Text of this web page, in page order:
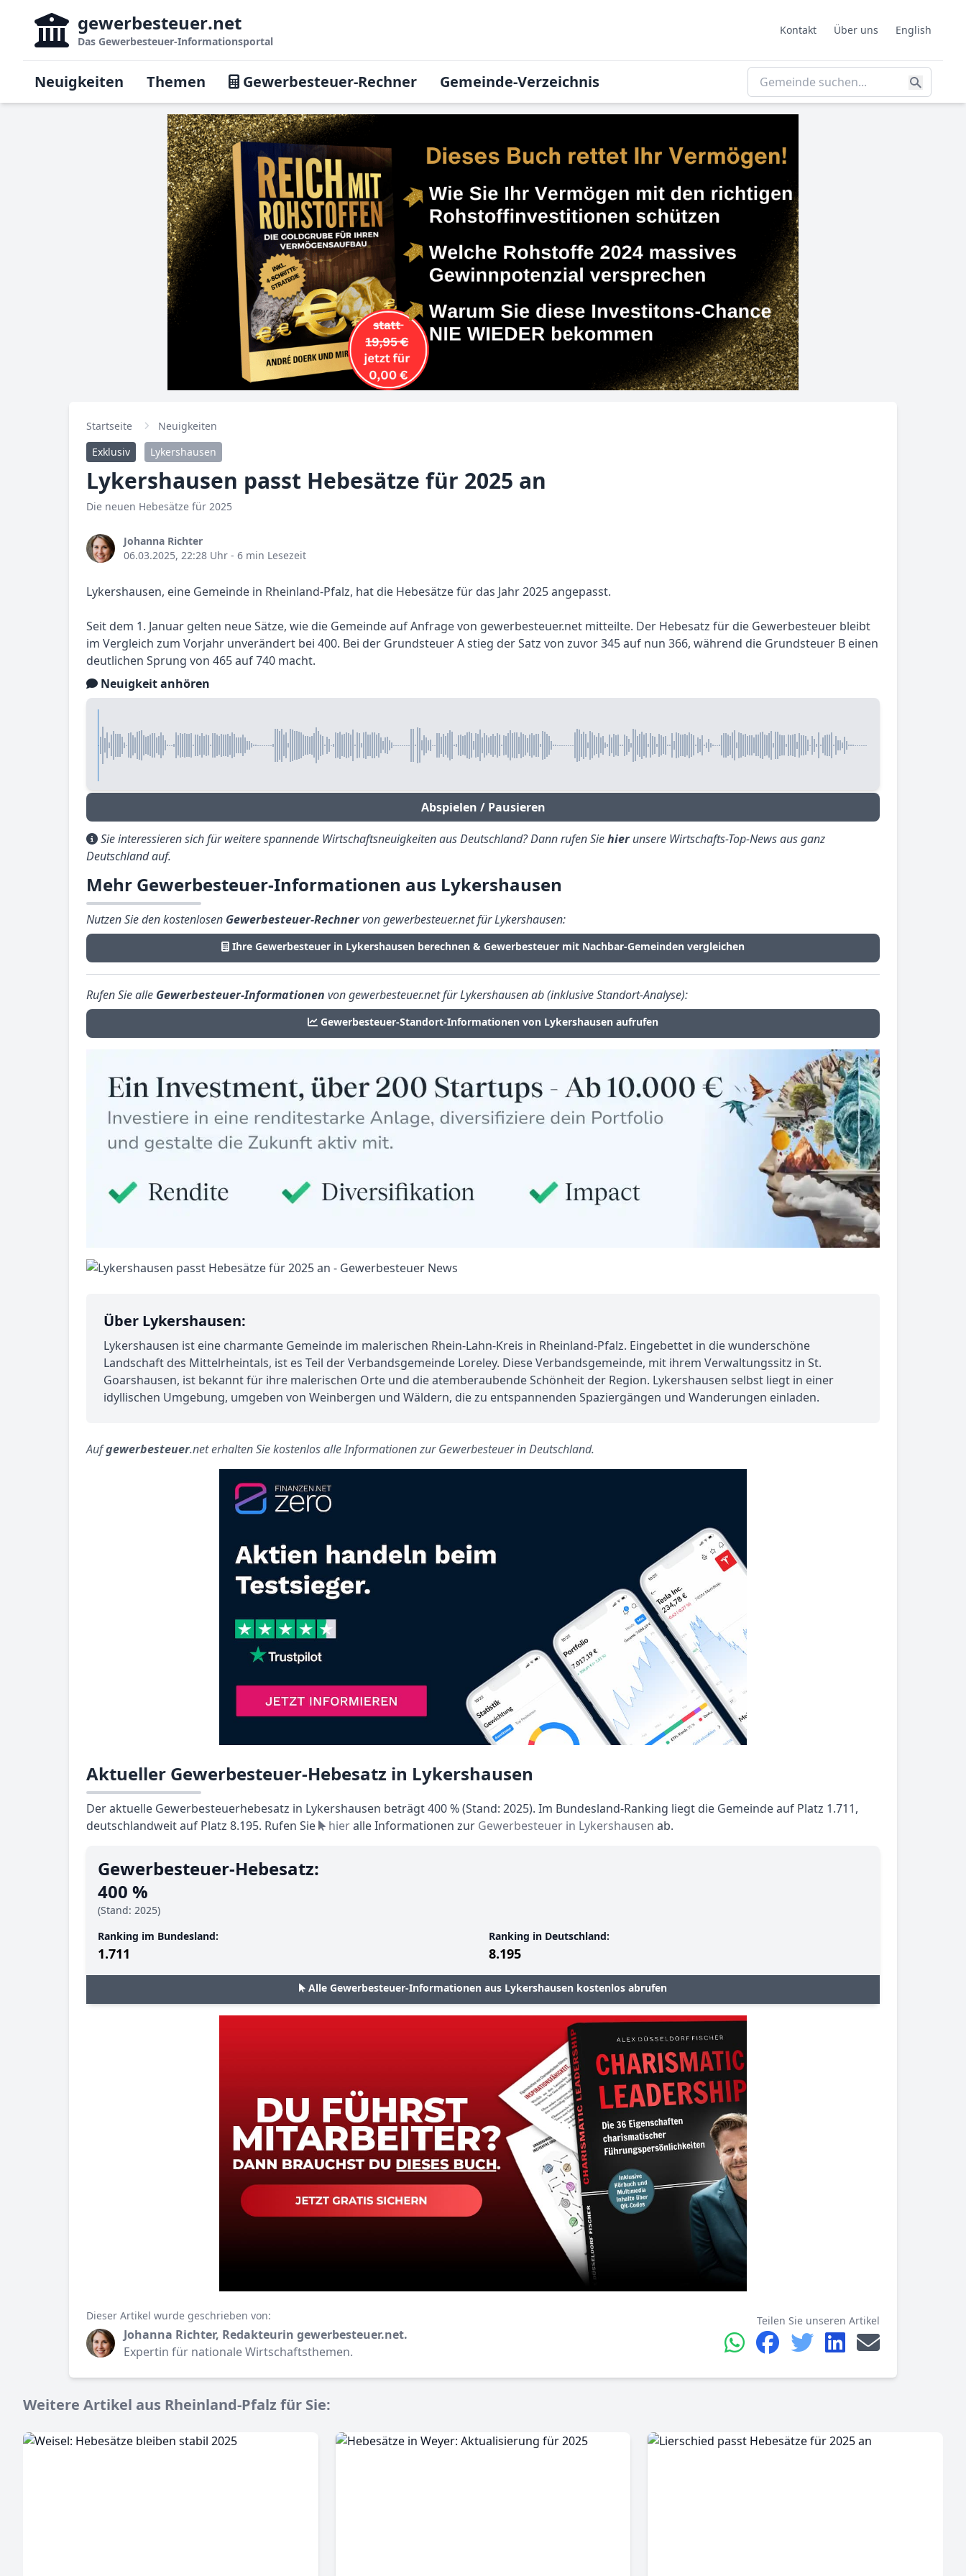
gewerbesteuer.net
Das Gewerbesteuer-Informationsportal
Kontakt Über uns English
Neuigkeiten Themen Gewerbesteuer-Rechner Gemeinde-Verzeichnis
Startseite
Neuigkeiten
Exklusiv
Lykershausen
Lykershausen passt Hebesätze für 2025 an
Die neuen Hebesätze für 2025
Johanna Richter
06.03.2025, 22:28 Uhr - 6 min Lesezeit
Lykershausen, eine Gemeinde in Rheinland-Pfalz, hat die Hebesätze für das Jahr 2025 angepasst.
Seit dem 1. Januar gelten neue Sätze, wie die Gemeinde auf Anfrage von gewerbesteuer.net mitteilte. Der Hebesatz für die Gewerbesteuer bleibt
im Vergleich zum Vorjahr unverändert bei 400. Bei der Grundsteuer A stieg der Satz von zuvor 345 auf nun 366, während die Grundsteuer B einen
deutlichen Sprung von 465 auf 740 macht.
Neuigkeit anhören
Abspielen / Pausieren
Sie interessieren sich für weitere spannende Wirtschaftsneuigkeiten aus Deutschland? Dann rufen Siehierunsere Wirtschafts-Top-News aus ganz
Deutschland auf.
Mehr Gewerbesteuer-Informationen aus Lykershausen
Nutzen Sie den kostenlosen Gewerbesteuer-Rechnervon gewerbesteuer.net für Lykershausen:
Ihre Gewerbesteuer in Lykershausen berechnen & Gewerbesteuer mit Nachbar-Gemeinden vergleichen
Rufen Sie alle Gewerbesteuer-Informationen von gewerbesteuer.net für Lykershausen ab (inklusive Standort-Analyse):
Gewerbesteuer-Standort-Informationen von Lykershausen aufrufen
Über Lykershausen:
Lykershausen ist eine charmante Gemeinde im malerischen Rhein-Lahn-Kreis in Rheinland-Pfalz. Eingebettet in die wunderschöne
Landschaft des Mittelrheintals, ist es Teil der Verbandsgemeinde Loreley. Diese Verbandsgemeinde, mit ihrem Verwaltungssitz in St.
Goarshausen, ist bekannt für ihre malerischen Orte und die atemberaubende Schönheit der Region. Lykershausen selbst liegt in einer
idyllischen Umgebung, umgeben von Weinbergen und Wäldern, die zu entspannenden Spaziergängen und Wanderungen einladen.
Aufgewerbesteuer.net erhalten Sie kostenlos alle Informationen zur Gewerbesteuer in Deutschland.
Aktueller Gewerbesteuer-Hebesatz in Lykershausen
Der aktuelle Gewerbesteuerhebesatz in Lykershausen beträgt 400 % (Stand: 2025). Im Bundesland-Ranking liegt die Gemeinde auf Platz 1.711,
deutschlandweit auf Platz 8.195. Rufen Sie
hieralle Informationen zur Gewerbesteuer in Lykershausen ab.
Gewerbesteuer-Hebesatz:
400 %
(Stand: 2025)
Ranking im Bundesland:
1.711
Ranking in Deutschland:
8.195
Alle Gewerbesteuer-Informationen aus Lykershausen kostenlos abrufen
Dieser Artikel wurde geschrieben von:
Johanna Richter, Redakteurin gewerbesteuer.net.
Expertin für nationale Wirtschaftsthemen.
Teilen Sie unseren Artikel
Weitere Artikel aus Rheinland-Pfalz für Sie: